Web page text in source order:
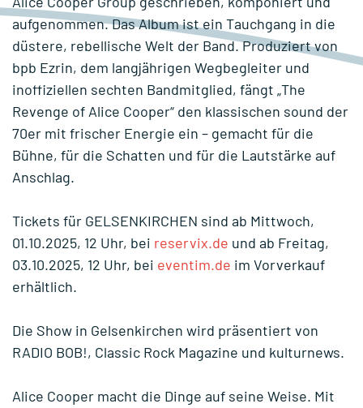
aufgenommen. Das Album ist ein Tauchgang in die
düstere, rebellische Welt der Band. Produziert von
bpb Ezrin, dem langjährigen Wegbegleiter und
inoffiziellen sechten Bandmitglied, fängt „The
Revenge of Alice Cooper“ den klassischen sound der
70er mit frischer Energie ein – gemacht für die
Bühne, für die Schatten und für die Lautstärke auf
Anschlag.
Tickets für GELSENKIRCHEN sind ab Mittwoch,
01.10.2025, 12 Uhr, bei reservix.de und ab Freitag,
03.10.2025, 12 Uhr, bei eventim.de im Vorverkauf
erhältlich.
Die Show in Gelsenkirchen wird präsentiert von
RADIO BOB!, Classic Rock Magazine und kulturnews.
Alice Cooper macht die Dinge auf seine Weise. Mit